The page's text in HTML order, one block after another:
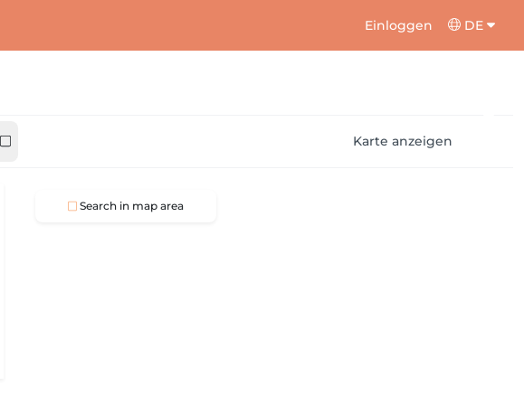
Einloggen DE
Karte anzeigen
Search in map area